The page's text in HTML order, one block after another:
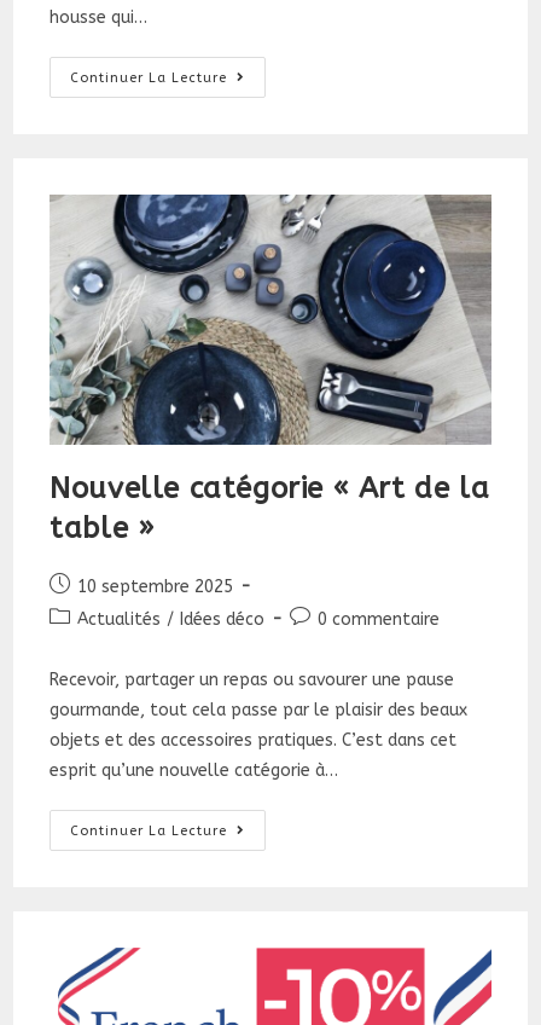
housse qui…
Continuer La Lecture
Choisir
La
Lit
?
Nouvelle catégorie « Art de la
table »
Publication
publiée :
10 septembre 2025
PostActualités / Idées déco
Commentaires
0 commentaire
Recevoir, partager un repas ou savourer une pause
gourmande, tout cela passe par le plaisir des beaux
objets et des accessoires pratiques. C’est dans cet
esprit qu’une nouvelle catégorie à…
Continuer La Lecture
Nouvelle
Catégorie